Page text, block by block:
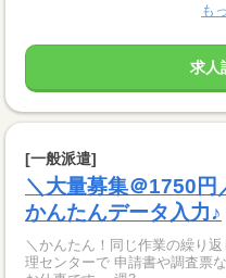
も
求人
[一般派遣]
＼大量募集＠1750
かんたんデータ入力♪
＼かんたん！同じ作業の繰り返しで安心◎／ 公
理センターで 申請書や調査票